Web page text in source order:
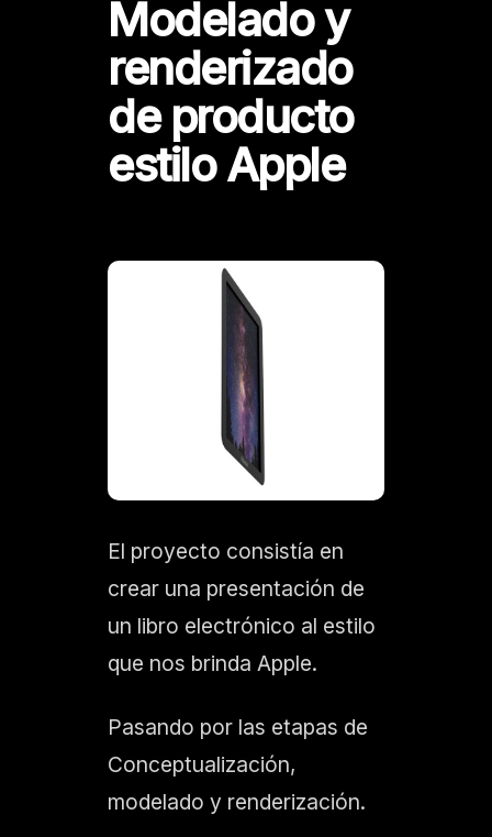
Modelado y
renderizado
de producto
estilo Apple
El proyecto consistía en
crear una presentación de
un libro electrónico al estilo
que nos brinda Apple.
Pasando por las etapas de
Conceptualización,
modelado y renderización.